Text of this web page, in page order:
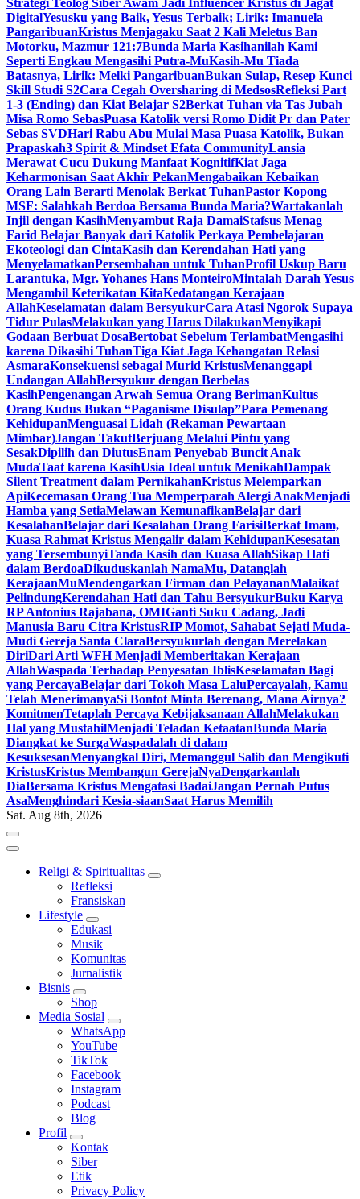
Strategi Teolog Siber Awam Jadi Influencer Kristus di Jagat
DigitalYesusku yang Baik, Yesus Terbaik; Lirik: Imanuela
PangaribuanKristus Menjagaku Saat 2 Kali Meletus Ban
Motorku, Mazmur 121:7Bunda Maria Kasihanilah Kami
Seperti Engkau Mengasihi Putra-MuKasih-Mu Tiada
Batasnya, Lirik: Melki PangaribuanBukan Sulap, Resep Kunci
Skill Studi S2Cara Cegah Oversharing di MedsosRefleksi Part
1-3 (Ending) dan Kiat Belajar S2Berkat Tuhan via Tas Jubah
Misa Romo SebasPuasa Katolik versi Romo Didit Pr dan Pater
Sebas SVDHari Rabu Abu Mulai Masa Puasa Katolik, Bukan
Prapaskah3 Spirit & Mindset Efata CommunityLansia
Merawat Cucu Dukung Manfaat KognitifKiat Jaga
Keharmonisan Saat Akhir PekanMengabaikan Kebaikan
Orang Lain Berarti Menolak Berkat TuhanPastor Kopong
MSF: Salahkah Berdoa Bersama Bunda Maria?Wartakanlah
Injil dengan KasihMenyambut Raja DamaiStafsus Menag
Farid Belajar Banyak dari Katolik Perkaya Pembelajaran
Ekoteologi dan CintaKasih dan Kerendahan Hati yang
MenyelamatkanPersembahan untuk TuhanProfil Uskup Baru
Larantuka, Mgr. Yohanes Hans MonteiroMintalah Darah Yesus
Mengambil Keterikatan KitaKedatangan Kerajaan
AllahKeselamatan dalam BersyukurCara Atasi Ngorok Supaya
Tidur PulasMelakukan yang Harus DilakukanMenyikapi
Godaan Berbuat DosaBertobat Sebelum TerlambatMengasihi
karena Dikasihi TuhanTiga Kiat Jaga Kehangatan Relasi
AsmaraKonsekuensi sebagai Murid KristusMenanggapi
Undangan AllahBersyukur dengan Berbelas
KasihPengenangan Arwah Semua Orang BerimanKultus
Orang Kudus Bukan “Paganisme Disulap”Para Pemenang
KehidupanMenguasai Lidah (Rekaman Pewartaan
Mimbar)Jangan TakutBerjuang Melalui Pintu yang
SesakDipilih dan DiutusEnam Penyebab Buncit Anak
MudaTaat karena KasihUsia Ideal untuk MenikahDampak
Silent Treatment dalam PernikahanKristus Melemparkan
ApiKecemasan Orang Tua Memperparah Alergi AnakMenjadi
Hamba yang SetiaMelawan KemunafikanBelajar dari
KesalahanBelajar dari Kesalahan Orang FarisiBerkat Imam,
Kuasa Rahmat Kristus Mengalir dalam KehidupanKesesatan
yang TersembunyiTanda Kasih dan Kuasa AllahSikap Hati
dalam BerdoaDikuduskanlah NamaMu, Datanglah
KerajaanMuMendengarkan Firman dan PelayananMalaikat
PelindungKerendahan Hati dan Tahu BersyukurBuku Karya
RP Antonius Rajabana, OMIGanti Suku Cadang, Jadi
Manusia Baru Citra KristusRIP Momot, Sahabat Sejati Muda-
Mudi Gereja Santa ClaraBersyukurlah dengan Merelakan
DiriDari Arti WFH Menjadi Memberitakan Kerajaan
AllahWaspada Terhadap Penyesatan IblisKeselamatan Bagi
yang PercayaBelajar dari Tokoh Masa LaluPercayalah, Kamu
Telah MenerimanyaSi Bontot Minta Berenang, Mana Airnya?
KomitmenTetaplah Percaya Kebijaksanaan AllahMelakukan
Hal yang MustahilMenjadi Teladan KetaatanBunda Maria
Diangkat ke SurgaWaspadalah di dalam
KesuksesanMenyangkal Diri, Memanggul Salib dan Mengikuti
KristusKristus Membangun GerejaNyaDengarkanlah
DiaBersama Kristus Mengatasi BadaiJangan Pernah Putus
AsaMenghindari Kesia-siaanSaat Harus Memilih
Sat. Aug 8th, 2026
Religi & Spiritualitas
Refleksi
Fransiskan
Lifestyle
Edukasi
Musik
Komunitas
Jurnalistik
Bisnis
Shop
Media Sosial
WhatsApp
YouTube
TikTok
Facebook
Instagram
Podcast
Blog
Profil
Kontak
Siber
Etik
Privacy Policy